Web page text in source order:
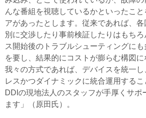
んな番組を視聴しているかといったこ
アがあったとします。従来であれば、各
別に交渉したり事前検証したりはもち
ス開始後のトラブルシューティングに
を要し、結果的にコストが膨らむ構図に
我々の方式であれば、デバイスを統一
レスかつダイナミックに統合運用する
DDIの現地法人のスタッフが手厚くサポ
ます」（原田氏）。